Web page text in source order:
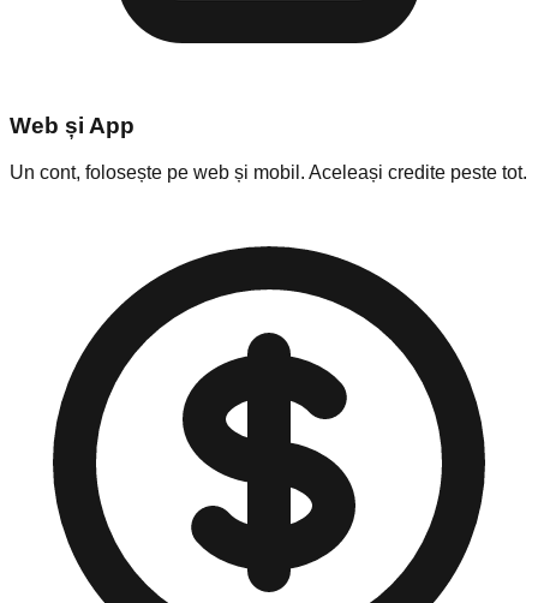
Web și App
Un cont, folosește pe web și mobil. Aceleași credite peste tot.